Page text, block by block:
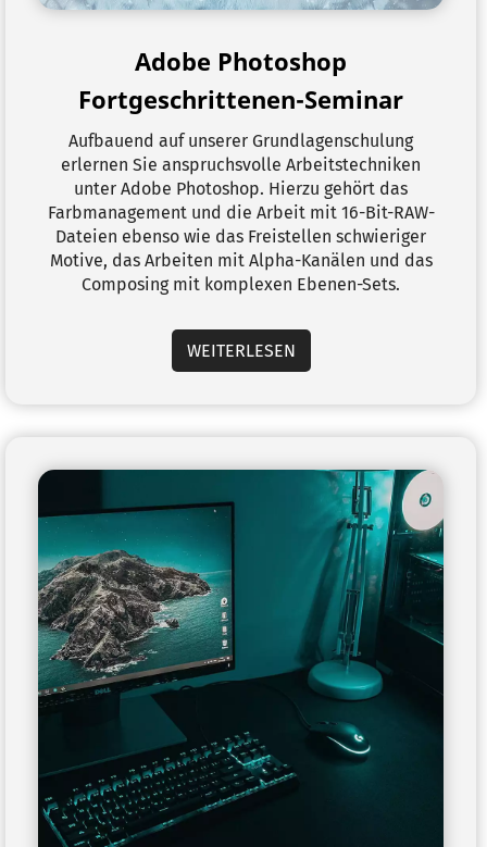
Adobe Photoshop
Fortgeschrittenen-Seminar
Aufbauend auf unserer Grundlagenschulung
erlernen Sie anspruchsvolle Arbeitstechniken
unter Adobe Photoshop. Hierzu gehört das
Farbmanagement und die Arbeit mit 16-Bit-RAW-
Dateien ebenso wie das Freistellen schwieriger
Motive, das Arbeiten mit Alpha-Kanälen und das
Composing mit komplexen Ebenen-Sets.
WEITERLESEN